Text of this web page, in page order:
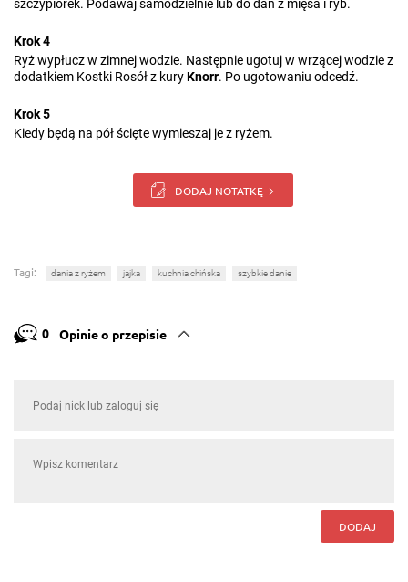
szczypiorek. Podawaj samodzielnie lub do dań z mięsa i ryb.
Krok 4
Ryż wypłucz w zimnej wodzie. Następnie ugotuj w wrzącej wodzie z
dodatkiem Kostki Rosół z kuryKnorr. Po ugotowaniu odcedź.
Krok 5
Kiedy będą na pół ścięte wymieszaj je z ryżem.
DODAJ NOTATKĘ
Tagi: dania z ryżem jajka kuchnia chińska szybkie danie
0 Opinie o przepisie
DODAJ